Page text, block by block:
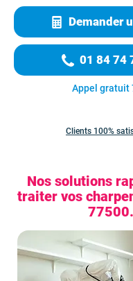
Demander
01 84 74
Appel gratuit
Clients 100%
Nos solutions
traiter vos
77500.